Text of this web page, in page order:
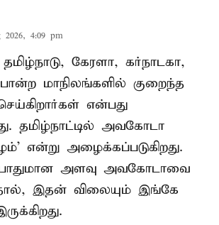
2026, 4:09 pm
கேரளா, கர்நாடகா,
மாநிலங்களில் குறைந்த
என்பது
தமிழ்நாட்டில் அவகோடா
என்று அழைக்கப்படுகிறது.
அளவு அவகோடாவை
இதன் விலையும் இங்கே